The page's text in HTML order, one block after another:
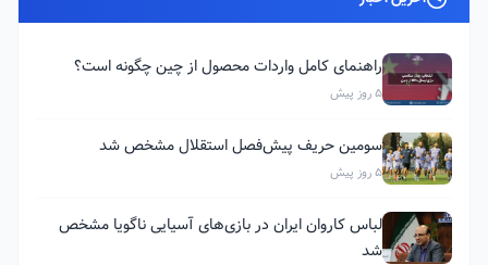
راهنمای کامل واردات محصول از چین چگونه است؟
5 روز پیش
سومین حریف پیش‌فصل استقلال مشخص شد
5 روز پیش
لباس کاروان ایران در بازی‌های آسیایی ناگویا مشخص
شد